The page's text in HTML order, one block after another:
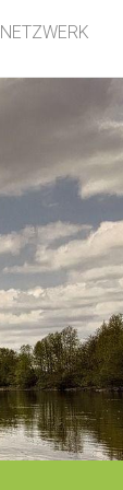
NETZWERK